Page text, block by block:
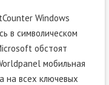
Windows
в символическом
обстоят
мобильная
на всех ключевых